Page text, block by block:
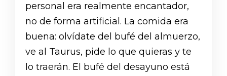
personal era realmente encantador,
no de forma artificial. La comida era
buena: olvídate del bufé del almuerzo,
ve al Taurus, pide lo que quieras y te
lo traerán. El bufé del desayuno está